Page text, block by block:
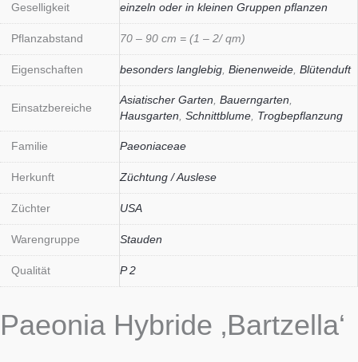
Geselligkeit einzeln oder in kleinen Gruppen pflanzen
Pflanzabstand 70 – 90 cm = (1 – 2/ qm)
Eigenschaften besonders langlebig Bienenweide Blütenduft
Einsatzbereiche
Asiatischer Garten Bauerngarten
Hausgarten Schnittblume Trogbepflanzung
Familie Paeoniaceae
Herkunft Züchtung / Auslese
Züchter USA
Warengruppe Stauden
Qualität P 2
Paeonia Hybride ‚Bartzella‘